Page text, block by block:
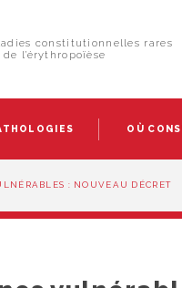
constitutionnelles rares
l’érythropoïèse
OÙ
: NOUVEAU DÉCRET